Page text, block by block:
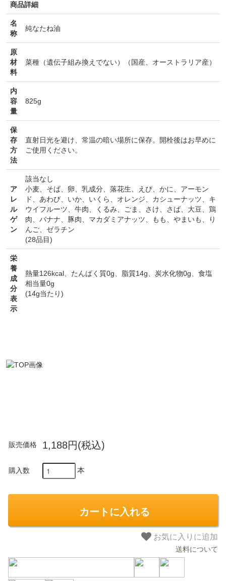
商品詳細
名
称
純なたね油
原
材
料
菜種（遺伝子組み換えでない）（国産、オーストラリア産）
内
容
量
825g
保
存
方
法
直射日光を避け、常温の暗い場所に保存。開栓後はお早めに
ご使用ください。
ア
レ
ル
ゲ
ン
該当なし
小麦、 そば、 卵 乳成分、 落花生 えび、 かに
アーモン
ド
あわび、 いか、 いくら オレンジ カシューナッツ
キ
ウイフルーツ
牛肉 くるみ ごま さけ さば、 大豆
鶏
肉
バナナ 豚肉 マカダミアナッツ もも やまいも
り
んご、 ゼラチン
(28品目)
栄
養
成
分
表
示
熱量126kcal、たんぱく質0g、脂質14g、炭水化物0g、食塩
相当量0g
(14g当たり)
販売価格 1,188円(税込)
購入数 本
カートに入れる
お気に入りに追加
送料について
新規会員様限定
を
ご用意しました🎁
会員登録ありがとうございます！
＼ ご登録の感謝を込めて ／
300円OFF